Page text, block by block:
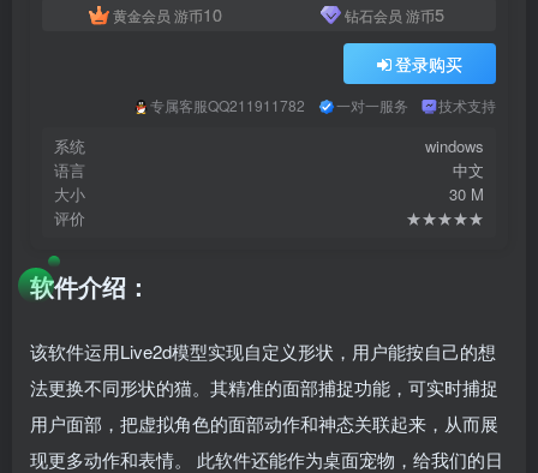
黄金会员 游币10 钻石会员 游币5
登录购买
专属客服QQ211911782 一对一服务 技术支持
系统
windows
语言
中文
大小
30 M
评价
★★★★★
软件介绍：
该软件运用Live2d模型实现自定义形状，用户能按自己的想
法更换不同形状的猫。其精准的面部捕捉功能，可实时捕捉
用户面部，把虚拟角色的面部动作和神态关联起来，从而展
现更多动作和表情。 此软件还能作为桌面宠物，给我们的日